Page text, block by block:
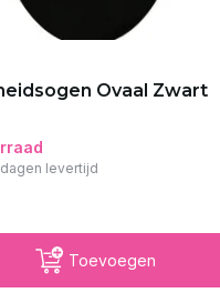
Ovaal Zwart
levertijd
Toevoegen